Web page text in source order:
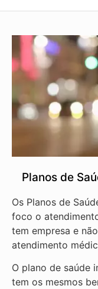
Planos de
Os Planos de
foco o
tem empresa e
atendimento
O plano de saúde
tem os mesmos